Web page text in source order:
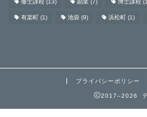
修士課程 (13) 副業 (7) 博士課程
有楽町 (1) 池袋 (9) 浜松町 (1)
プライバシーポリシー
2017–2026